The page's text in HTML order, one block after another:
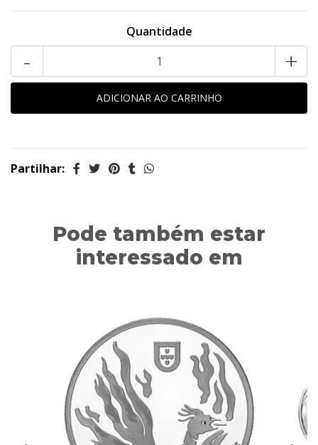
Quantidade
- +
Partilhar:
Pode também estar
interessado em